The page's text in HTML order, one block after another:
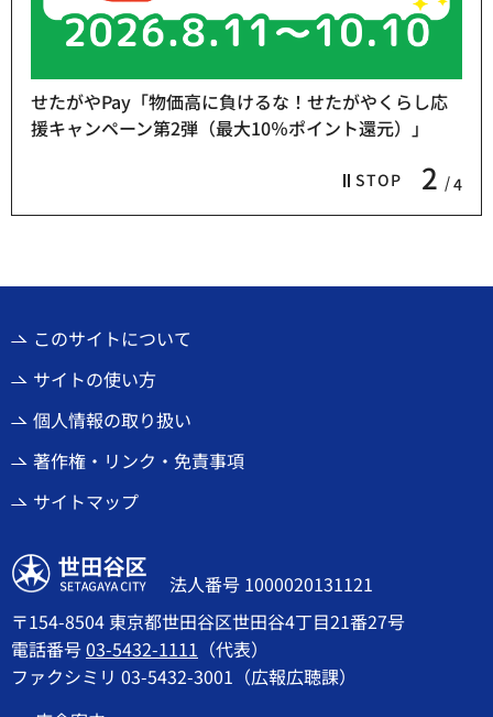
STOP 2 4
せたがやPay「物価高に負けるな！せたがやくらし応
援キャンペーン第2弾（最大10％ポイント還元）」
このサイトについて
サイトの使い方
個人情報の取り扱い
著作権・リンク・免責事項
サイトマップ
世田谷区
法人番号 1000020131121
〒154-8504 東京都世田谷区世田谷4丁目21番27号
電話番号03-5432-1111 （代表）
ファクシミリ 03-5432-3001（広報広聴課）